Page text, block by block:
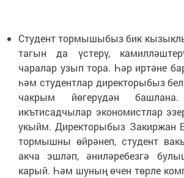
Студент тормышыбыз бик
тагын да үстерү,
чаралар узып тора. Һәр иртәне
һәм студентлар директорыбыз
чакрым йөгерүдән башлана.
икътисадчылар экономистлар
укыйм. Директорыбыз Закиржан
тормышны өйрәнеп, студент
акча эшләп, әниләребезгә
карый. Һәм шуның өчен төрле